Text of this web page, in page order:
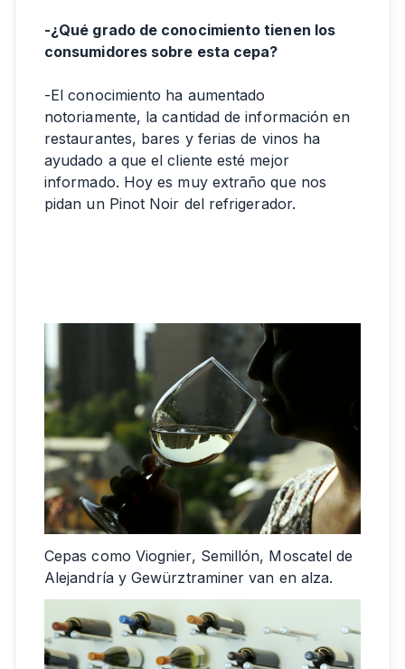
-¿Qué grado de conocimiento tienen los
consumidores sobre esta cepa?
-El conocimiento ha aumentado
notoriamente, la cantidad de información en
restaurantes, bares y ferias de vinos ha
ayudado a que el cliente esté mejor
informado. Hoy es muy extraño que nos
pidan un Pinot Noir del refrigerador.
Cepas como Viognier, Semillón, Moscatel de
Alejandría y Gewürztraminer van en alza.